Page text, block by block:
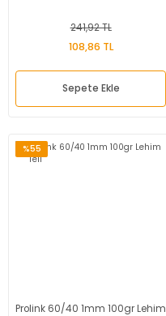
241,92 TL
108,86 TL
Sepete Ekle
%55
Prolink 60/40 1mm 100gr Lehim